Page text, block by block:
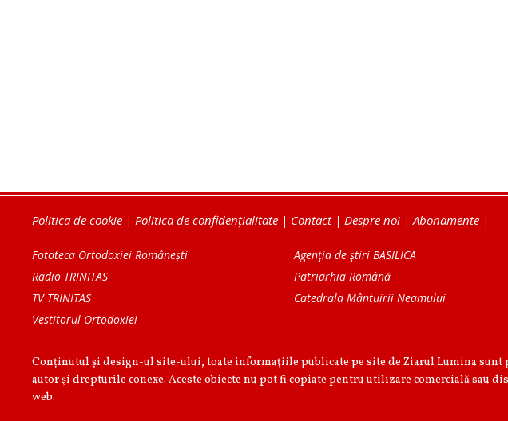
Politica de cookie | Politica de confidențialitate | Contact| Despre noi |Abonamente |
Fototeca Ortodoxiei Românești
Radio TRINITAS
TV TRINITAS
Vestitorul Ortodoxiei
Agenţia de ştiri BASILICA
Patriarhia Română
Catedrala Mântuirii Neamului
Conținutul și design-ul site-ului, toate informaţiile publicate pe site de Ziarul Lumina
autor şi drepturile conexe. Aceste obiecte nu pot fi copiate pentru utilizare comercială sau
web.